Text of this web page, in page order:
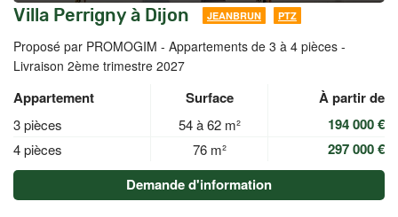
Villa Perrigny à Dijon JEANBRUN PTZ
Proposé par PROMOGIM - Appartements de 3 à 4 pièces -
Livraison 2ème trimestre 2027
Appartement Surface À partir de
3 pièces 54 à 62 m² 194 000 €
4 pièces 76 m²
297 000 €
Demande d'information